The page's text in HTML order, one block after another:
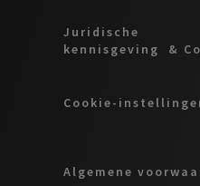
Juridische
kennisgeving &
Cookie-
Algemene